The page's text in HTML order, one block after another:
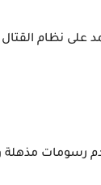
على نظام القتال
رسومات مذهلة